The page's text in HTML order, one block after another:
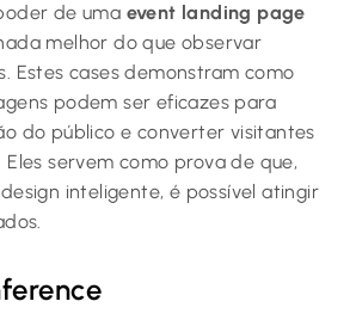
de uma event landing page
melhor do que observar
Estes cases demonstram como
podem ser eficazes para
do público e converter visitantes
servem como prova de que,
inteligente, é possível atingir